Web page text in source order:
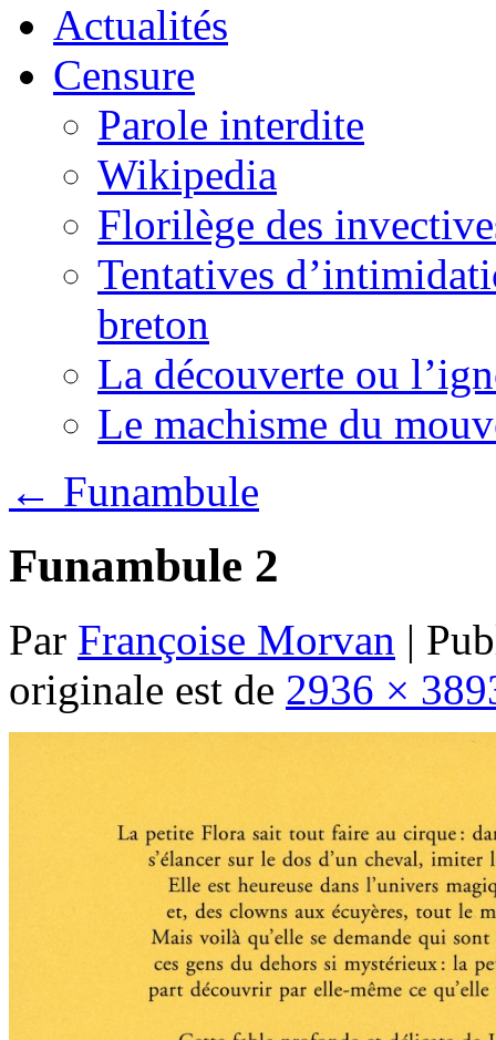
Actualités
Censure
Parole interdite
Wikipedia
Florilège des
Tentatives
breton
La découverte ou
Le machisme du
← Funambule
Funambule 2
Par Françoise Morvan |
originale est de 2936 ×